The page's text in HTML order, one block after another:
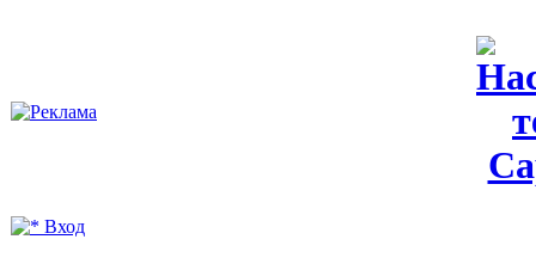
Вход